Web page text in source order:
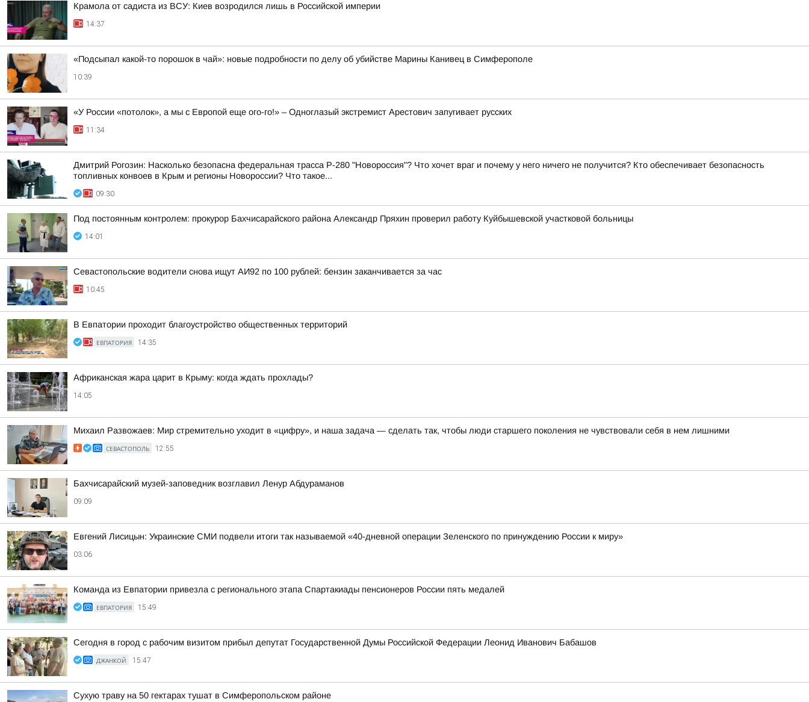
Крамола от садиста из ВСУ: Киев возродился лишь в Российской империи
14:37
«Подсыпал какой-то порошок в чай»: новые подробности по делу об убийстве Марины Канивец в Симферополе
10:39
«У России «потолок», а мы с Европой еще ого-го!» – Одноглазый экстремист Арестович запугивает русских
11:34
Дмитрий Рогозин: Насколько безопасна федеральная трасса Р-280 "Новороссия"? Что хочет враг и почему у него ничего не получится? Кто обеспечивает безопасность
топливных конвоев в Крым и регионы Новороссии? Что такое...
09:30
Под постоянным контролем: прокурор Бахчисарайского района Александр Пряхин проверил работу Куйбышевской участковой больницы
14:01
Севастопольские водители снова ищут АИ92 по 100 рублей: бензин заканчивается за час
10:45
В Евпатории проходит благоустройство общественных территорий
ЕВПАТОРИЯ 14:35
Африканская жара царит в Крыму: когда ждать прохлады?
14:05
Михаил Развожаев: Мир стремительно уходит в «цифру», и наша задача — сделать так, чтобы люди старшего поколения не чувствовали себя в нем лишними
СЕВАСТОПОЛЬ 12:55
Бахчисарайский музей-заповедник возглавил Ленур Абдураманов
09:09
Евгений Лисицын: Украинские СМИ подвели итоги так называемой «40-дневной операции Зеленского по принуждению России к миру»
03:06
Команда из Евпатории привезла с регионального этапа Спартакиады пенсионеров России пять медалей
ЕВПАТОРИЯ 15:49
Сегодня в город с рабочим визитом прибыл депутат Государственной Думы Российской Федерации Леонид Иванович Бабашов
ДЖАНКОЙ 15:47
Сухую траву на 50 гектарах тушат в Симферопольском районе